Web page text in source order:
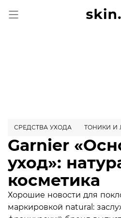
СРЕДСТВА УХОДА ТОНИКИ И
Garnier
уход»:
косметика
Хорошие новости для
маркировкой natural: